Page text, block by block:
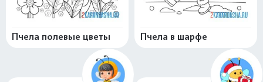
Пчела полевые цветы Пчела в шарфе